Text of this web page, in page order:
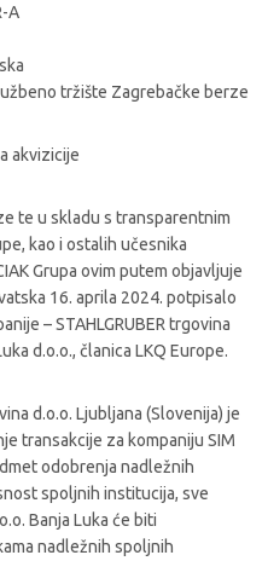
A
tržište Zagrebačke berze
akvizicije
te u skladu s transparentnim
kao i ostalih učesnika
Grupa ovim putem objavljuje
16. aprila 2024. potpisalo
– STAHLGRUBER trgovina
d.o.o., članica LKQ Europe.
d.o.o. Ljubljana (Slovenija) je
transakcije za kompaniju SIM
odobrenja nadležnih
spoljnih institucija, sve
Banja Luka će biti
nadležnih spoljnih